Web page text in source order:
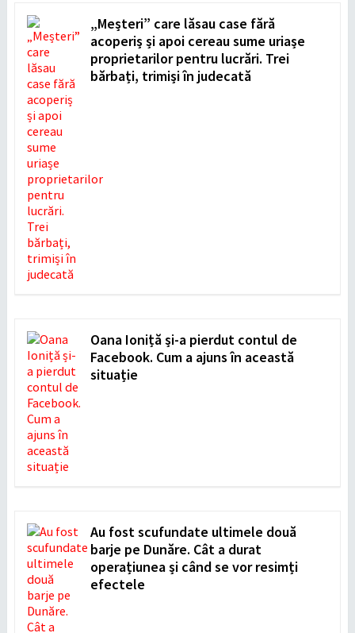
„Meșteri” care lăsau case fără
acoperiș și apoi cereau sume uriașe
proprietarilor pentru lucrări. Trei
bărbați, trimiși în judecată
Oana Ioniță și-a pierdut contul de
Facebook. Cum a ajuns în această
situație
Au fost scufundate ultimele două
barje pe Dunăre. Cât a durat
operațiunea și când se vor resimți
efectele